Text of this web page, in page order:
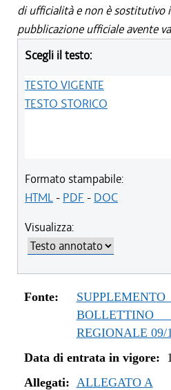
di ufficialità e non è sostitutivo
pubblicazione ufficiale avente
Scegli il testo:
TESTO VIGENTE
TESTO STORICO
Formato stampabile:
HTML- PDF - DOC
Visualizza:
Fonte:
REGIONALE 09/
Data di entrata in vigore:
Allegati: ALLEGATO A